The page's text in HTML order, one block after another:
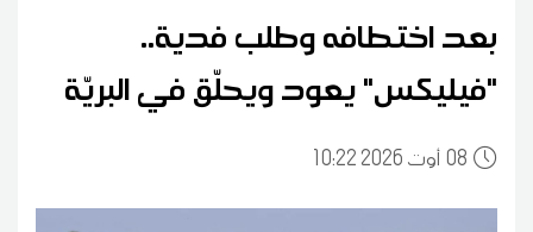
بعد اختطافه وطلب فدية..
"فيليكس" يعود ويحلّق في البريّة
0810:22 2026 أوت